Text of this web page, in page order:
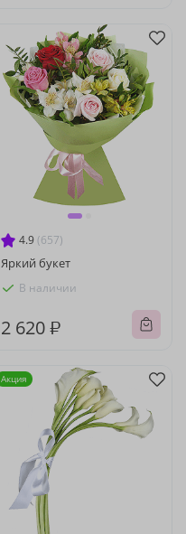
4.9 (657)
Яркий букет
В наличии
2 620 ₽
Акция